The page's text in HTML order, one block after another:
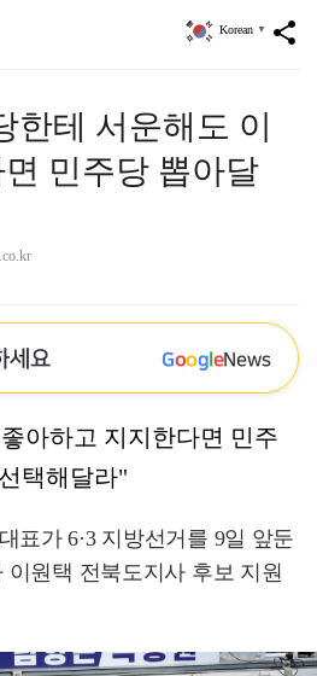
share
Korean ▼
한테 서운해도 이
민주당 뽑아달
세요 GoogleNews
아하고 지지한다면 민주
택해달라"
표가 6·3 지방선거를 9일 앞둔
이원택 전북도지사 후보 지원